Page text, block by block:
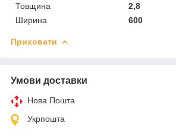
Товщина
2,8
Ширина
600
Приховати
Умови доставки
Нова Пошта
Укрпошта